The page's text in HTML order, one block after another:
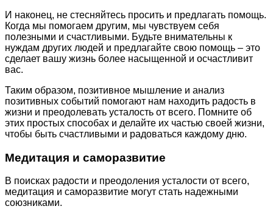
И наконец, не стесняйтесь просить и предлагать помощь.
Когда мы помогаем другим, мы чувствуем себя
полезными и счастливыми. Будьте внимательны к
нуждам других людей и предлагайте свою помощь – это
сделает вашу жизнь более насыщенной и осчастливит
вас.
Таким образом, позитивное мышление и анализ
позитивных событий помогают нам находить радость в
жизни и преодолевать усталость от всего. Помните об
этих простых способах и делайте их частью своей жизни,
чтобы быть счастливыми и радоваться каждому дню.
Медитация и саморазвитие
В поисках радости и преодоления усталости от всего,
медитация и саморазвитие могут стать надежными
союзниками.